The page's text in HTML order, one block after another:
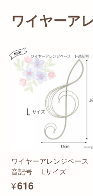
ワイヤーア
ワイヤーアレンジベー
音記号 Lサイズ
¥616